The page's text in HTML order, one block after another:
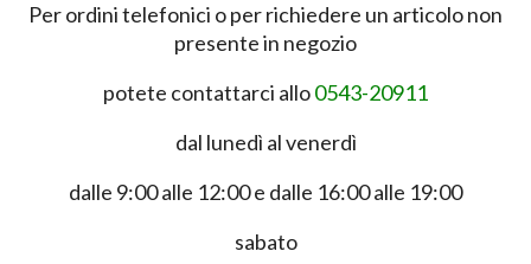
Per ordini telefonici o per richiedere un articolo non
presente in negozio
potete contattarci allo0543-20911
dal lunedì al venerdì
dalle 9:00 alle 12:00 e dalle 16:00 alle 19:00
sabato